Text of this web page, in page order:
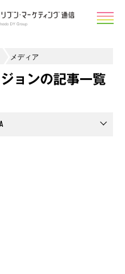
メディア
ョンの記事一覧